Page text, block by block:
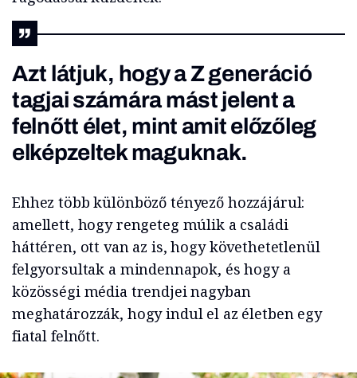
Azt látjuk, hogy a Z generáció
tagjai számára mást jelent a
felnőtt élet, mint amit előzőleg
elképzeltek maguknak.
Ehhez több különböző tényező hozzájárul:
amellett, hogy rengeteg múlik a családi
háttéren, ott van az is, hogy követhetetlenül
felgyorsultak a mindennapok, és hogy a
közösségi média trendjei nagyban
meghatározzák, hogy indul el az életben egy
fiatal felnőtt.